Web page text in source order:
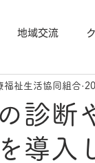
地域交流
診断
導入
福祉生活協同組合